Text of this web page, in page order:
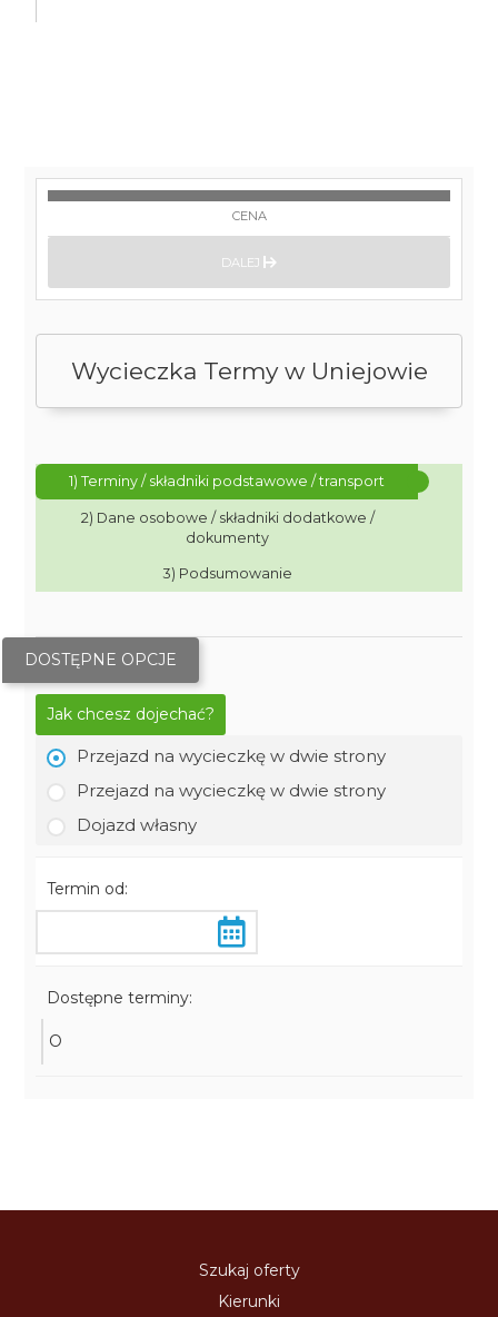
Wycieczka Termy w Uniejowie
1) Terminy / składniki podstawowe / transport
2) Dane osobowe / składniki dodatkowe /
dokumenty
3) Podsumowanie
DOSTĘPNE OPCJE
Jak chcesz dojechać?
Przejazd na wycieczkę w dwie strony
Przejazd na wycieczkę w dwie strony
Dojazd własny
Termin od:
Dostępne terminy:
O
CENA
DALEJ
Szukaj oferty
Kierunki